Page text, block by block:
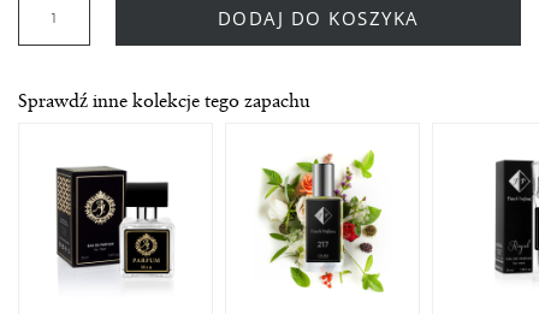
DODAJ DO KOSZYKA
Sprawdź inne kolekcje tego zapachu